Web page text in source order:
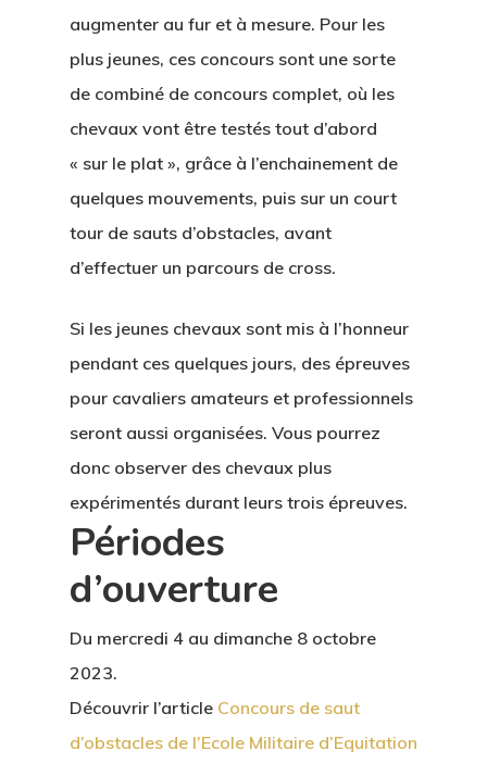
augmenter au fur et à mesure. Pour les
plus jeunes, ces concours sont une sorte
de combiné de concours complet, où les
chevaux vont être testés tout d’abord
« sur le plat », grâce à l’enchainement de
quelques mouvements, puis sur un court
tour de sauts d’obstacles, avant
d’effectuer un parcours de cross.
Si les jeunes chevaux sont mis à l’honneur
pendant ces quelques jours, des épreuves
pour cavaliers amateurs et professionnels
seront aussi organisées. Vous pourrez
donc observer des chevaux plus
expérimentés durant leurs trois épreuves.
Périodes
d’ouverture
Du mercredi 4 au dimanche 8 octobre
2023.
Découvrir l’article Concours de saut
d’obstacles de l’Ecole Militaire d’Equitation